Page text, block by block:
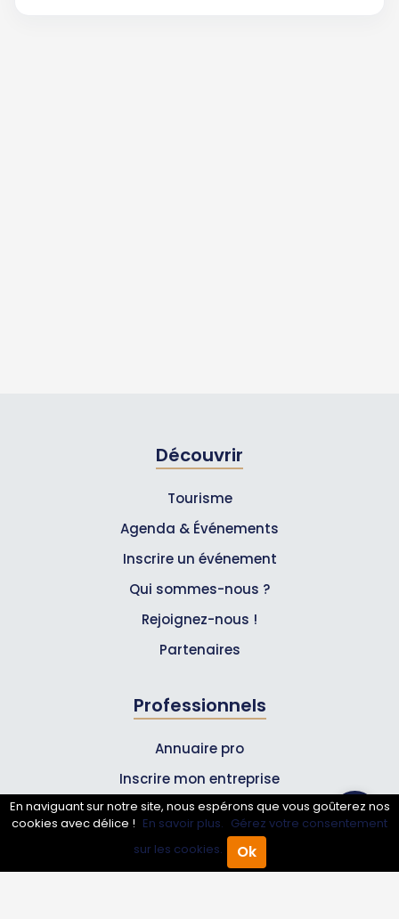
Annuaire Pro Agenda
Découvrir
Tourisme
Agenda & Événements
Inscrire un événement
Qui sommes-nous ?
Rejoignez-nous !
Partenaires
Professionnels
Annuaire pro
Inscrire mon entreprise
Les Abonnements Pros
En naviguant sur notre site, nous espérons que vous goûterez nos
cookies avec délice ! En savoir plus. Gérez votre consentement
sur les cookies.
Ok